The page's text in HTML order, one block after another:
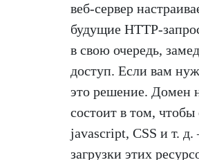
веб-сервер
будущие HTTP-
в свою очередь,
доступ. Если вам
это решение. Домен
состоит в том,
javascript, CSS и т. д.
загрузки этих